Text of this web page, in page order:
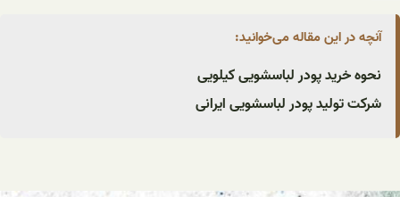
آنچه در این مقاله می‌خوانید:
نحوه خرید پودر لباسشویی کیلویی
شرکت تولید پودر لباسشویی ایرانی